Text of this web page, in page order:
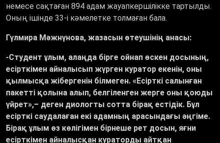
немесе сақтаған 894 адам жауапкершілікке тартылды.
Оның ішінде 33-і кәмелетке толмаған бала.
Гүлмира Мәжнүнова, жазасын өтеушінің анасы:
-Студент ұлым, алаңда бірге ойнап өскен досының,
есірткімен айналысып жүрген куратор екенін, оны
қылмысқа жібергенін білмеген. «Есірткі салынған
пакетті қолына алып, белгіленген жерге оны қоюды
үйрет»,– деген диологты сотта бірақ естідік. Бұл
есірткі саудалаған екі адамның арасындағы әңгіме.
Бірақ ұлым өз көлігімен бірнеше рет досын, яғни
есірткімен айналысқан кураторды айтқан